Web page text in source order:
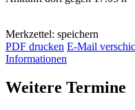
Merkzettel: speichern
PDF drucken E-Mail
Informationen
Weitere Termine